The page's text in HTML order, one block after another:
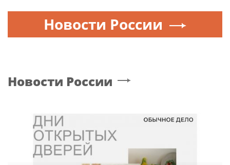
Новости России
Новости России